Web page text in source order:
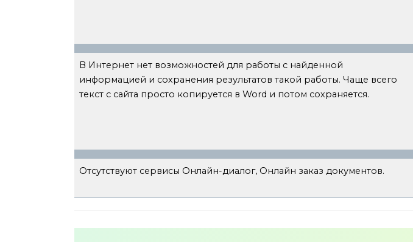
В Интернет нет возможностей для работы с найденной
информацией и сохранения результатов такой работы. Чаще всего
текст с сайта просто копируется в Word и потом сохраняется.
Отсутствуют сервисы Онлайн-диалог, Онлайн заказ документов.